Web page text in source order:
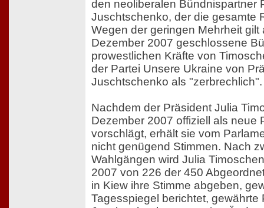
den neoliberalen Bündnispartner
Juschtschenko, der die gesamte
Wegen der geringen Mehrheit gilt
Dezember 2007 geschlossene
prowestlichen Kräfte von
der Partei Unsere Ukraine von
Juschtschenko als "zerbrechlich".
Nachdem der Präsident Julia
Dezember 2007 offiziell als neue
vorschlägt, erhält sie vom
nicht genügend Stimmen. Nach
Wahlgängen wird Julia
2007 von 226 der 450
in Kiew ihre Stimme abgeben,
Tagesspiegel berichtet, gewährte